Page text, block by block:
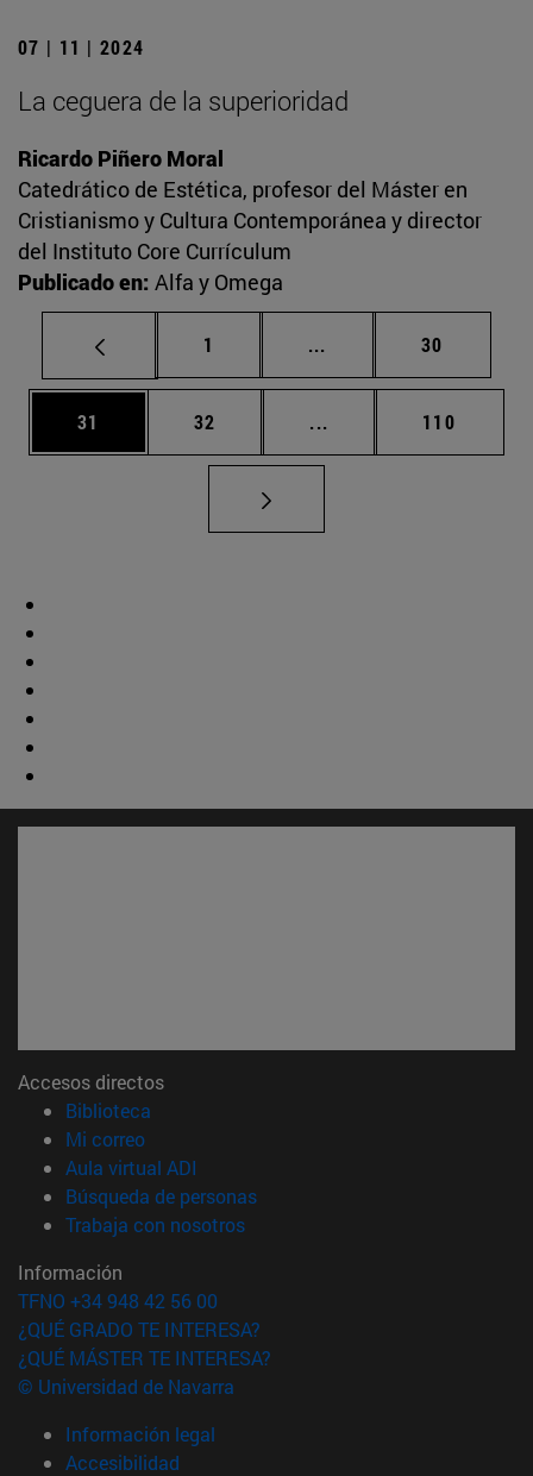
07 | 11 | 2024
La ceguera de la superioridad
Ricardo Piñero Moral
Catedrático de Estética, profesor del Máster en
Cristianismo y Cultura Contemporánea y director
del Instituto Core Currículum
Publicado en: Alfa y Omega
Página
1 ... Páginas intermedias
Página
30
Página
31 Página
32 ... Páginas intermedias
Página
110
Accesos directos
Biblioteca
Mi correo(abre en nueva ventana)
Aula virtual ADI
Búsqueda de personas(abre en nueva ventana)
Trabaja con nosotros(abre en nueva ventana)
Información
TFNO +34 948 42 56 00
¿QUÉ GRADO TE INTERESA?
¿QUÉ MÁSTER TE INTERESA?
© Universidad de Navarra
Información legal
Accesibilidad